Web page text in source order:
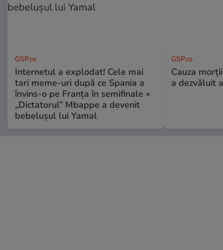
GSP.ro
Internetul a explodat! Cele mai
tari meme-uri după ce Spania a
învins-o pe Franța în semifinale »
„Dictatorul” Mbappe a devenit
bebelușul lui Yamal
GSP.ro
Cauza
a dezvăluit